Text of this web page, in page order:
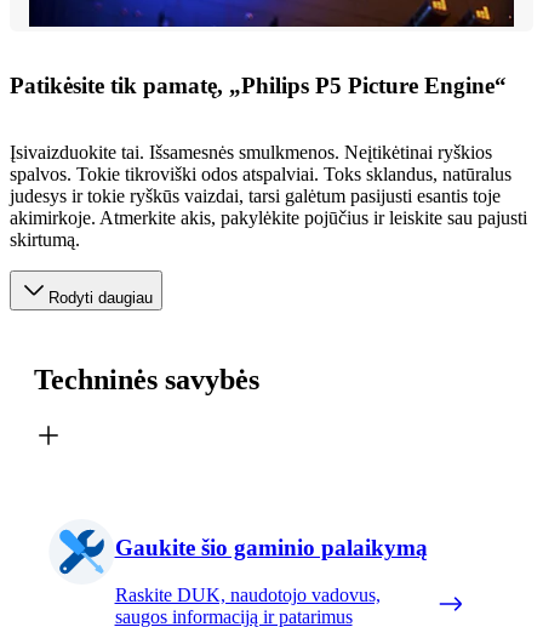
Patikėsite tik pamatę, „Philips P5 Picture Engine“
Įsivaizduokite tai. Išsamesnės smulkmenos. Neįtikėtinai ryškios
spalvos. Tokie tikroviški odos atspalviai. Toks sklandus, natūralus
judesys ir tokie ryškūs vaizdai, tarsi galėtum pasijusti esantis toje
akimirkoje. Atmerkite akis, pakylėkite pojūčius ir leiskite sau pajusti
skirtumą.
Rodyti daugiau
Techninės savybės
Gaukite šio gaminio palaikymą
Raskite DUK, naudotojo vadovus,
saugos informaciją ir patarimus